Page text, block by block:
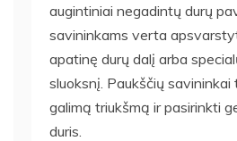
augintiniai negadintų durų
savininkams verta
apatinę durų dalį arba
sluoksnį. Paukščių
galimą triukšmą ir pasirinkti
duris.